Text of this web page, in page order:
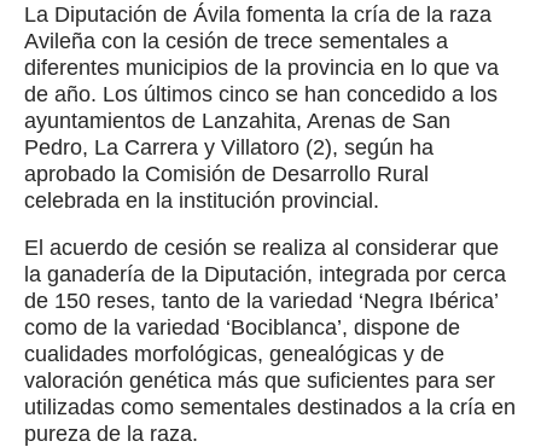
La Diputación de Ávila fomenta la cría de la raza
Avileña con la cesión de trece sementales a
diferentes municipios de la provincia en lo que va
de año. Los últimos cinco se han concedido a los
ayuntamientos de Lanzahita, Arenas de San
Pedro, La Carrera y Villatoro (2), según ha
aprobado la Comisión de Desarrollo Rural
celebrada en la institución provincial.
El acuerdo de cesión se realiza al considerar que
la ganadería de la Diputación, integrada por cerca
de 150 reses, tanto de la variedad ‘Negra Ibérica’
como de la variedad ‘Bociblanca’, dispone de
cualidades morfológicas, genealógicas y de
valoración genética más que suficientes para ser
utilizadas como sementales destinados a la cría en
pureza de la raza.